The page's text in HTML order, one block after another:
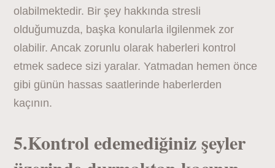
olabilmektedir. Bir şey hakkında stresli
olduğumuzda, başka konularla ilgilenmek zor
olabilir. Ancak zorunlu olarak haberleri kontrol
etmek sadece sizi yaralar. Yatmadan hemen önce
gibi günün hassas saatlerinde haberlerden
kaçının.
5.Kontrol edemediğiniz şeyler